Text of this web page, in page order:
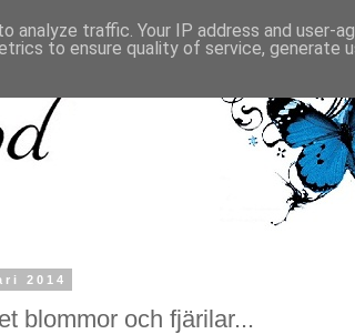
2014
blommor och fjärilar...
analyze traffic. Your IP address and user-
to ensure quality of service, generate